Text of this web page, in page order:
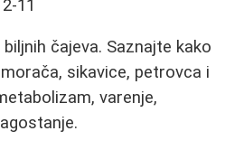
11
čajeva. Saznajte kako
sikavice, petrovca i
varenje,